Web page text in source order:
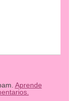
Aprende